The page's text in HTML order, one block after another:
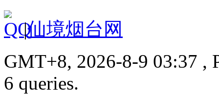
|仙境烟台网
GMT+8, 2026-8-9 03:37 ,
6 queries.